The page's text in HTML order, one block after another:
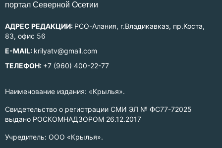
Наименование издания: «Крылья».
Свидетельство о регистрации СМИ ЭЛ № ФС77-72025
выдано РОСКОМНАДЗОРОМ 26.12.2017
Учредитель: ООО «Крылья».
портал Северной Осетии
АДРЕС РЕДАКЦИИ: РСО-Алания, г.Владикавказ, пр.Коста,
83, офис 56
E-MAIL: krilyatv@gmail.com
ТЕЛЕФОН: +7 (960) 400-22-77